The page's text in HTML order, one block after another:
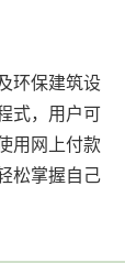
环保建筑设
式，用户可
用网上付款
松掌握自己